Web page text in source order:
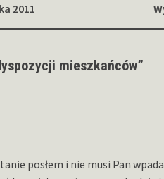
2011
mieszkańców”
posłem i nie musi Pan